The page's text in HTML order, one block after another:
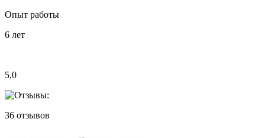
Опыт работы
6 лет
5,0
36 отзывов